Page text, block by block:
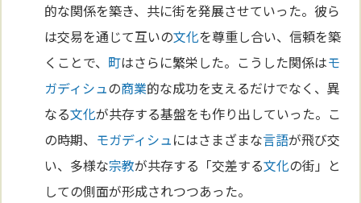
的な関係を築き、共に街を発展させていった。彼ら
は交易を通じて互いの文化を尊重し合い、信頼を築
くことで、 町はさらに繁栄した。こうした関係はモ
ガディシュの商業的な成功を支えるだけでなく、異
なる文化が共存する基盤をも作り出していった。こ
の時期、 モガディシュにはさまざまな言語が飛び交
い、多様な宗教が共存する「交差する文化の街」と
しての側面が形成されつつあった。